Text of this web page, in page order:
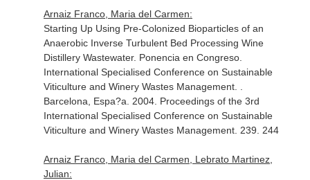
Arnaiz Franco, Maria del Carmen:
Starting Up Using Pre-Colonized Bioparticles of an
Anaerobic Inverse Turbulent Bed Processing Wine
Distillery Wastewater. Ponencia en Congreso.
International Specialised Conference on Sustainable
Viticulture and Winery Wastes Management. .
Barcelona, Espa?a. 2004. Proceedings of the 3rd
International Specialised Conference on Sustainable
Viticulture and Winery Wastes Management. 239. 244
Arnaiz Franco, Maria del Carmen, Lebrato Martinez,
Julian: